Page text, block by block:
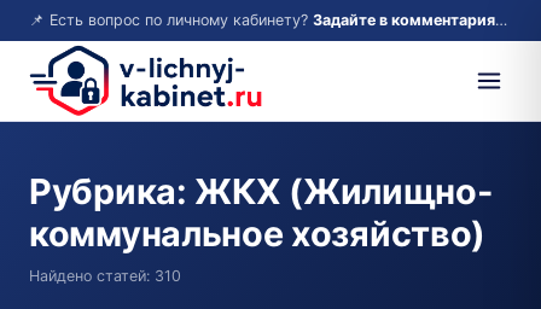
📌 Есть вопрос по личному кабинету? Задайте в комментариях — ответим!
Рубрика: ЖКХ (Жилищно-
коммунальное хозяйство)
Найдено статей: 310